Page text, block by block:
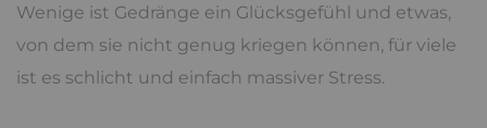
Wenige ist Gedränge ein Glücksgefühl und etwas,
von dem sie nicht genug kriegen können, für viele
ist es schlicht und einfach massiver Stress.